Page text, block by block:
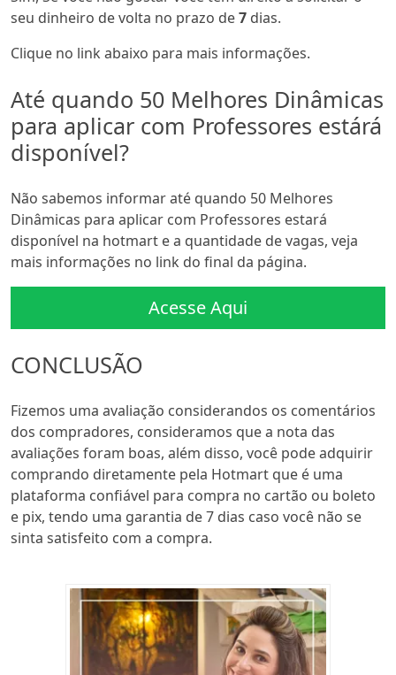
seu dinheiro de volta no prazo de7 dias.
Clique no link abaixo para mais informações.
Até quando 50 Melhores Dinâmicas
para aplicar com Professores estárá
disponível?
Não sabemos informar até quando 50 Melhores
Dinâmicas para aplicar com Professores estará
disponível na hotmart e a quantidade de vagas, veja
mais informações no link do final da página.
Acesse Aqui
CONCLUSÃO
Fizemos uma avaliação considerandos os comentários
dos compradores, consideramos que a nota das
avaliações foram boas, além disso, você pode adquirir
comprando diretamente pela Hotmart que é uma
plataforma confiável para compra no cartão ou boleto
e pix, tendo uma garantia de 7 dias caso você não se
sinta satisfeito com a compra.